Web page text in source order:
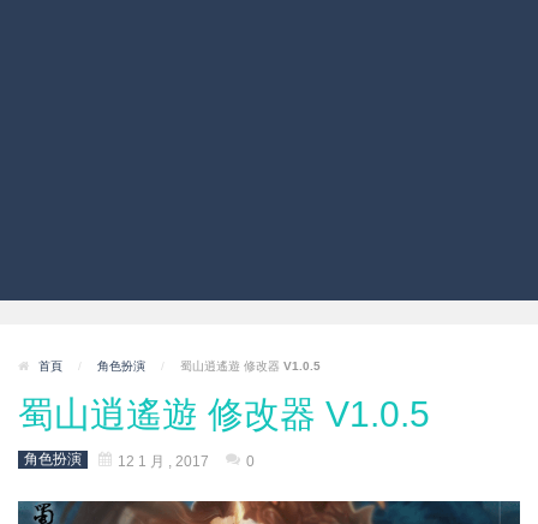
首頁 / 角色扮演 / 蜀山逍遙遊 修改器 V1.0.5
蜀山逍遙遊 修改器 V1.0.5
角色扮演 12 1 月 , 2017 0